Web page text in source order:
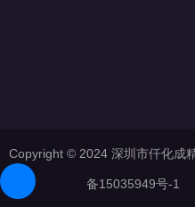
Copyright © 2024 深圳市仟化
备15035949号-1